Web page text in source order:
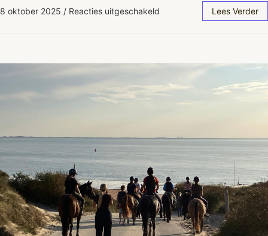
8 oktober 2025 / Reacties uitgeschakeld Lees Verder